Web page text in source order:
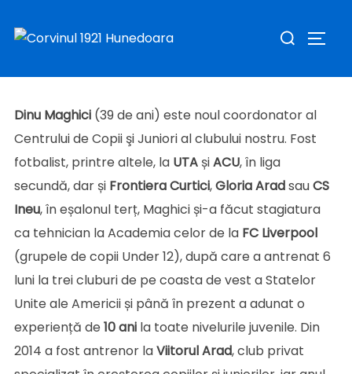
după:
și Juniori
Dinu Maghici(39 de ani) este noul coordonator al
Centrului de Copii şi Juniori al clubului nostru. Fost
fotbalist, printre altele, la UTAșiACU, în liga
secundă, dar și Frontiera Curtici,Gloria AradsauCS
Ineu, în eșalonul terț, Maghici și-a făcut stagiatura
ca tehnician la Academia celor de la FC Liverpool
(grupele de copii Under 12), după care a antrenat 6
luni la trei cluburi de pe coasta de vest a Statelor
Unite ale Americii și până în prezent a adunat o
experiență de 10 anila toate nivelurile juvenile. Din
2014 a fost antrenor laViitorulArad, club privat